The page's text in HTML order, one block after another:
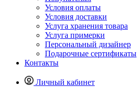
Условия оплаты
Условия доставки
Услуга хранения товара
Услуга примерки
Персональный дизайнер
Подарочные сертификаты
Контакты
Личный кабинет